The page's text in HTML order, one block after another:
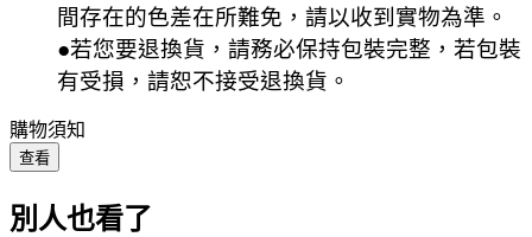
間存在的色差在所難免，請以收到實物為準。
●若您要退換貨，請務必保持包裝完整，若包裝
有受損，請恕不接受退換貨。
購物須知
查看
別人也看了